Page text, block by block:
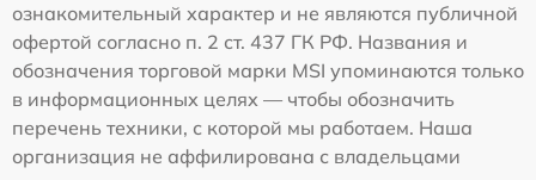
ознакомительный характер и не являются публичной
офертой согласно п. 2 ст. 437 ГК РФ. Названия и
обозначения торговой марки MSI упоминаются только
в информационных целях — чтобы обозначить
перечень техники, с которой мы работаем. Наша
организация не аффилирована с владельцами